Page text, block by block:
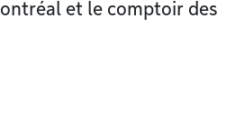
et le comptoir des